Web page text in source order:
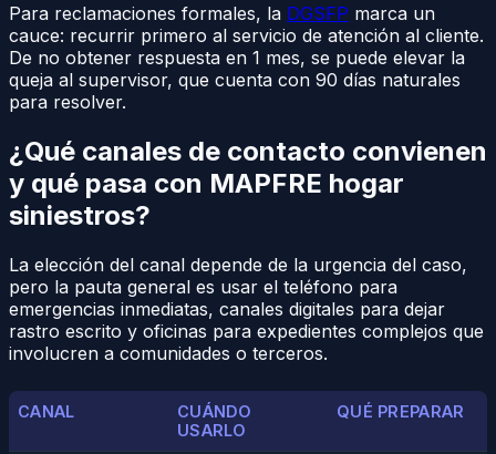
Para reclamaciones formales, la DGSFP marca un
cauce: recurrir primero al servicio de atención al cliente.
De no obtener respuesta en 1 mes, se puede elevar la
queja al supervisor, que cuenta con 90 días naturales
para resolver.
¿Qué canales de contacto convienen
y qué pasa con MAPFRE hogar
siniestros?
La elección del canal depende de la urgencia del caso,
pero la pauta general es usar el teléfono para
emergencias inmediatas, canales digitales para dejar
rastro escrito y oficinas para expedientes complejos que
involucren a comunidades o terceros.
CANAL
CUÁNDO
USARLO
QUÉ PREPARAR